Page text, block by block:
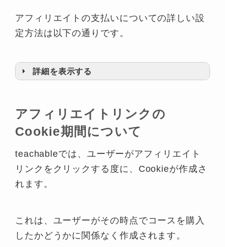
ド（オプション）、④報酬の割合を入力
し
アフィリエイトの支払いについての詳しい設
定方法は以下の通りです。
詳細を表示する
開いてアイコンマークをクリック
Admin Dashboardをクリック
アフィリエイトリンクの
Cookie期間について
teachableでは、ユーザーがアフィリエイト
リンクをクリックする度に、Cookieが作成さ
れます。
これは、ユーザーがその時点でコースを購入
したかどうかに関係なく作成されます。